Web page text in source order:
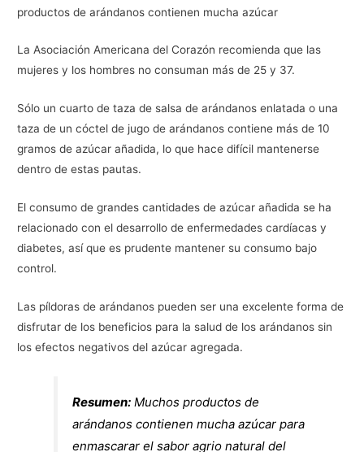
productos de arándanos contienen mucha azúcar
La Asociación Americana del Corazón recomienda que las
mujeres y los hombres no consuman más de 25 y 37.
Sólo un cuarto de taza de salsa de arándanos enlatada o una
taza de un cóctel de jugo de arándanos contiene más de 10
gramos de azúcar añadida, lo que hace difícil mantenerse
dentro de estas pautas.
El consumo de grandes cantidades de azúcar añadida se ha
relacionado con el desarrollo de enfermedades cardíacas y
diabetes, así que es prudente mantener su consumo bajo
control.
Las píldoras de arándanos pueden ser una excelente forma de
disfrutar de los beneficios para la salud de los arándanos sin
los efectos negativos del azúcar agregada.
Resumen: Muchos productos de
arándanos contienen mucha azúcar para
enmascarar el sabor agrio natural del